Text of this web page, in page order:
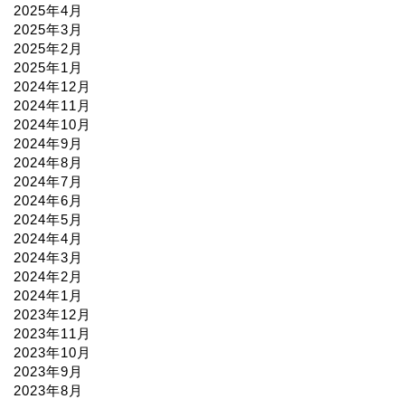
2025年4月
2025年3月
2025年2月
2025年1月
2024年12月
2024年11月
2024年10月
2024年9月
2024年8月
2024年7月
2024年6月
2024年5月
2024年4月
2024年3月
2024年2月
2024年1月
2023年12月
2023年11月
2023年10月
2023年9月
2023年8月